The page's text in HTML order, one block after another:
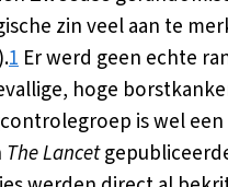
zin veel aan te
1 Er werd geen echte
hoge
is wel
The Lancet